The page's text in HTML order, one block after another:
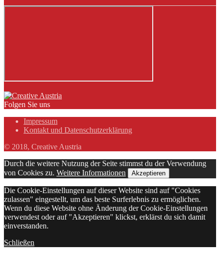
Folgen Sie uns
Impressum
Kontakt und Datenschutzerklärung
© 2018, Creative Austria
Durch die weitere Nutzung der Seite stimmst du der Verwendung
von Cookies zu. Weitere Informationen Akzeptieren
Die Cookie-Einstellungen auf dieser Website sind auf "Cookies
zulassen" eingestellt, um das beste Surferlebnis zu ermöglichen.
Wenn du diese Website ohne Änderung der Cookie-Einstellungen
verwendest oder auf "Akzeptieren" klickst, erklärst du sich damit
einverstanden.
Schließen